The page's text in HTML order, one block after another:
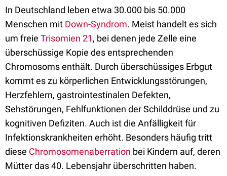
In Deutschland leben etwa 30.000 bis 50.000
Menschen mit Down-Syndrom. Meist handelt es sich
um freie Trisomien 21, bei denen jede Zelle eine
überschüssige Kopie des entsprechenden
Chromosoms enthält. Durch überschüssiges Erbgut
kommt es zu körperlichen Entwicklungsstörungen,
Herzfehlern, gastrointestinalen Defekten,
Sehstörungen, Fehlfunktionen der Schilddrüse und zu
kognitiven Defiziten. Auch ist die Anfälligkeit für
Infektionskrankheiten erhöht. Besonders häufig tritt
diese Chromosomenaberration bei Kindern auf, deren
Mütter das 40. Lebensjahr überschritten haben.